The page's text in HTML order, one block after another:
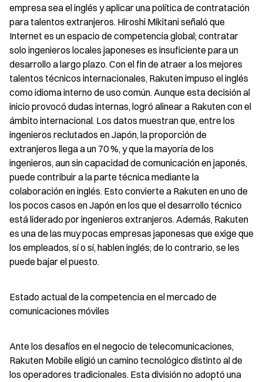
empresa sea el inglés y aplicar una política de contratación
para talentos extranjeros. Hiroshi Mikitani señaló que
Internet es un espacio de competencia global; contratar
solo ingenieros locales japoneses es insuficiente para un
desarrollo a largo plazo. Con el fin de atraer a los mejores
talentos técnicos internacionales, Rakuten impuso el inglés
como idioma interno de uso común. Aunque esta decisión al
inicio provocó dudas internas, logró alinear a Rakuten con el
ámbito internacional. Los datos muestran que, entre los
ingenieros reclutados en Japón, la proporción de
extranjeros llega a un 70 %, y que la mayoría de los
ingenieros, aun sin capacidad de comunicación en japonés,
puede contribuir a la parte técnica mediante la
colaboración en inglés. Esto convierte a Rakuten en uno de
los pocos casos en Japón en los que el desarrollo técnico
está liderado por ingenieros extranjeros. Además, Rakuten
es una de las muy pocas empresas japonesas que exige que
los empleados, sí o sí, hablen inglés; de lo contrario, se les
puede bajar el puesto.
Estado actual de la competencia en el mercado de
comunicaciones móviles
Ante los desafíos en el negocio de telecomunicaciones,
Rakuten Mobile eligió un camino tecnológico distinto al de
los operadores tradicionales. Esta división no adoptó una